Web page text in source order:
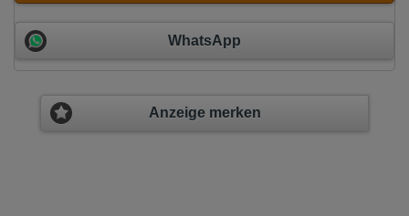
WhatsApp
Anzeige merken